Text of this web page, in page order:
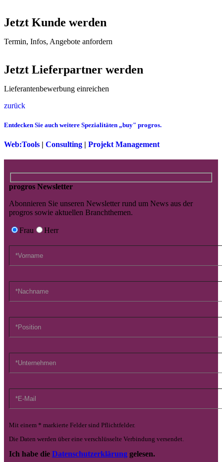
Jetzt Kunde werden
Termin, Infos, Angebote anfordern
Jetzt Lieferpartner werden
Lieferantenbewerbung einreichen
zurück
Entdecken Sie auch weitere Spezialitäten „buy" progros.
Web:Tools | Consulting | Projekt Management
progros Newsletter
Abonnieren Sie unseren Newsletter rund um News aus der
progros sowie aktuellen Branchthemen.
Frau Herr
Mit einem * markierte Felder sind Pflichtfelder.
Die Daten werden über eine verschlüsselte Verbindung versendet.
Ich habe die Datenschutzerklärung gelesen.